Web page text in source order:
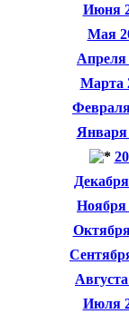
Июня
Мая
Апреля
Марта
Января
Ноября
Июля